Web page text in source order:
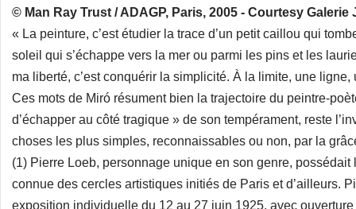
© Man Ray Trust / ADAGP, Paris, 2005 - Courtesy
« La peinture, c’est étudier la trace d’un petit caillou qui
soleil qui s’échappe vers la mer ou parmi les pins et les
ma liberté, c’est conquérir la simplicité. À la limite, une
Ces mots de Miró résument bien la trajectoire du peintre-
d’échapper au côté tragique » de son tempérament, reste
choses les plus simples, reconnaissables ou non, par la
(1) Pierre Loeb, personnage unique en son genre,
connue des cercles artistiques initiés de Paris et d’ailleurs.
exposition individuelle du 12 au 27 juin 1925, avec